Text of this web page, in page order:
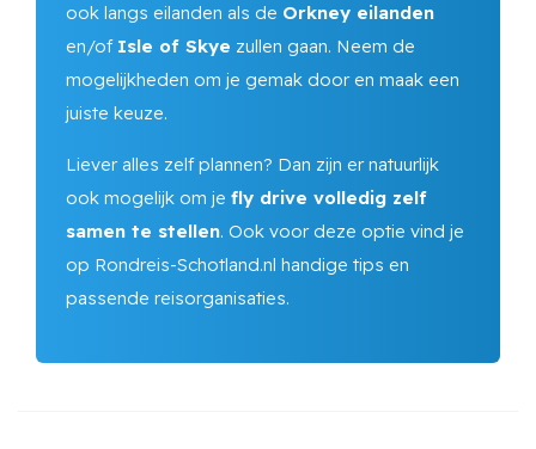
ook langs eilanden als de Orkney eilanden
en/of Isle of Skye zullen gaan. Neem de
mogelijkheden om je gemak door en maak een
juiste keuze.
Liever alles zelf plannen? Dan zijn er natuurlijk
ook mogelijk om je fly drive volledig zelf
samen te stellen. Ook voor deze optie vind je
op Rondreis-Schotland.nl handige tips en
passende reisorganisaties.